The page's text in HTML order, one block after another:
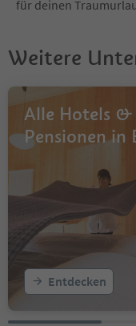
für deinen
Weitere
Alle Hotels &
Pensionen in
Entdecken